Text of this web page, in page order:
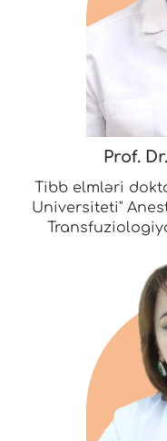
Prof.
Tibb elmləri
Universiteti"